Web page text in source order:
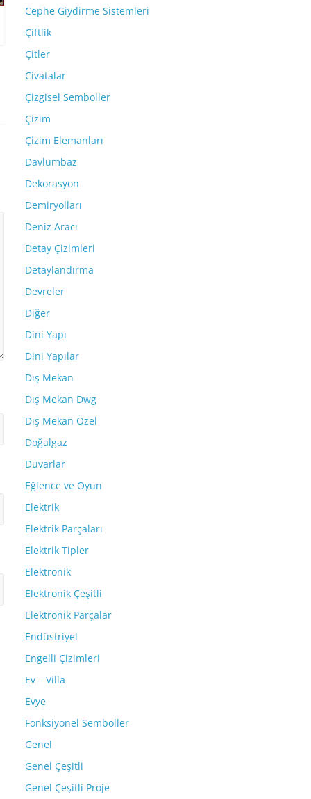
Cephe Giydirme Sistemleri
Çiftlik
Çitler
Civatalar
Çizgisel Semboller
Çizim
Çizim Elemanları
Davlumbaz
Dekorasyon
Demiryolları
Deniz Aracı
Detay Çizimleri
Detaylandırma
Devreler
Diğer
Dini Yapı
Dini Yapılar
Dış Mekan
Dış Mekan Dwg
Dış Mekan Özel
Doğalgaz
Duvarlar
Eğlence ve Oyun
Elektrik
Elektrik Parçaları
Elektrik Tipler
Elektronik
Elektronik Çeşitli
Elektronik Parçalar
Endüstriyel
Engelli Çizimleri
Ev – Villa
Evye
Fonksiyonel Semboller
Genel
Genel Çeşitli
Genel Çeşitli Proje